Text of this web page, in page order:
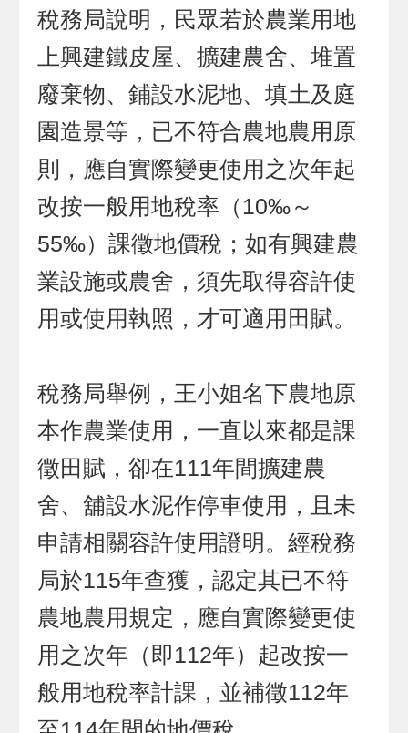
稅務局說明，民眾若於農業用地
上興建鐵皮屋、擴建農舍、堆置
廢棄物、鋪設水泥地、填土及庭
園造景等，已不符合農地農用原
則，應自實際變更使用之次年起
改按一般用地稅率（10‰～
55‰）課徵地價稅；如有興建農
業設施或農舍，須先取得容許使
用或使用執照，才可適用田賦。
稅務局舉例，王小姐名下農地原
本作農業使用，一直以來都是課
徵田賦，卻在111年間擴建農
舍、舖設水泥作停車使用，且未
申請相關容許使用證明。經稅務
局於115年查獲，認定其已不符
農地農用規定，應自實際變更使
用之次年（即112年）起改按一
般用地稅率計課，並補徵112年